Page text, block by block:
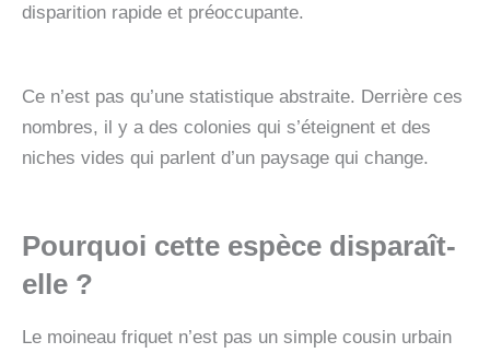
disparition rapide et préoccupante.
Ce n’est pas qu’une statistique abstraite. Derrière ces
nombres, il y a des colonies qui s’éteignent et des
niches vides qui parlent d’un paysage qui change.
Pourquoi cette espèce disparaît-
elle ?
Le moineau friquet n’est pas un simple cousin urbain